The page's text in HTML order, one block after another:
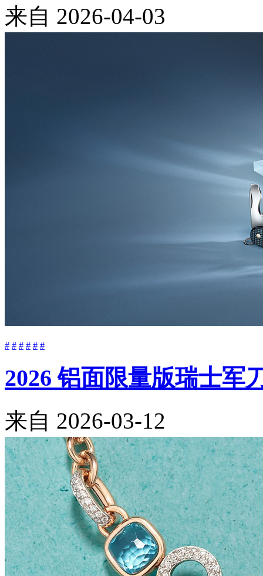
来自 2026-04-03
# # # # # #
2026 铝面限量版瑞士军
来自 2026-03-12